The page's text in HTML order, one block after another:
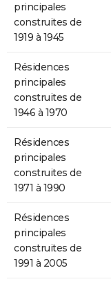
principales
construites de
1919 à 1945
Résidences
principales
construites de
1946 à 1970
Résidences
principales
construites de
1971 à 1990
Résidences
principales
construites de
1991 à 2005